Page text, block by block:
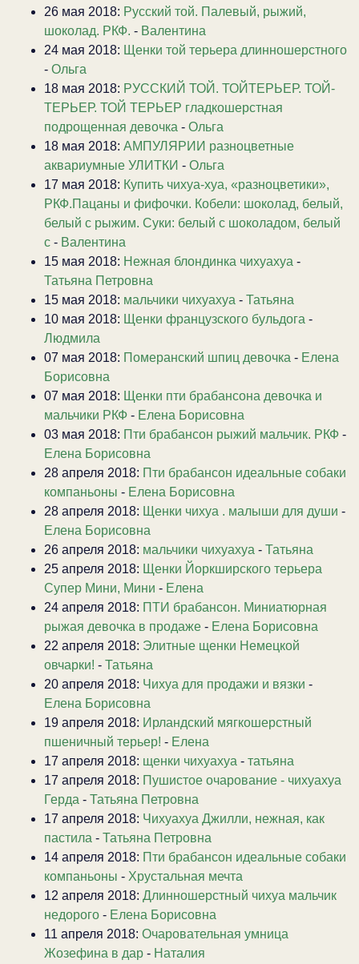
26 мая 2018: Русский той. Палевый, рыжий,
шоколад. РКФ. - Валентина
24 мая 2018: Щенки той терьера длинношерстного
- Ольга
18 мая 2018: РУССКИЙ ТОЙ. ТОЙТЕРЬЕР. ТОЙ-
ТЕРЬЕР. ТОЙ ТЕРЬЕР гладкошерстная
подрощенная девочка - Ольга
18 мая 2018: АМПУЛЯРИИ разноцветные
аквариумные УЛИТКИ - Ольга
17 мая 2018: Купить чихуа-хуа, «разноцветики»,
РКФ.Пацаны и фифочки. Кобели: шоколад, белый,
белый с рыжим. Суки: белый с шоколадом, белый
с - Валентина
15 мая 2018: Нежная блондинка чихуахуа -
Татьяна Петровна
15 мая 2018: мальчики чихуахуа - Татьяна
10 мая 2018: Щенки французского бульдога -
Людмила
07 мая 2018: Померанский шпиц девочка - Елена
Борисовна
07 мая 2018: Щенки пти брабансона девочка и
мальчики РКФ - Елена Борисовна
03 мая 2018: Пти брабансон рыжий мальчик. РКФ -
Елена Борисовна
28 апреля 2018: Пти брабансон идеальные собаки
компаньоны - Елена Борисовна
28 апреля 2018: Щенки чихуа . малыши для души -
Елена Борисовна
26 апреля 2018: мальчики чихуахуа - Татьяна
25 апреля 2018: Щенки Йоркширского терьера
Супер Мини, Мини - Елена
24 апреля 2018: ПТИ брабансон. Миниатюрная
рыжая девочка в продаже - Елена Борисовна
22 апреля 2018: Элитные щенки Немецкой
овчарки! - Татьяна
20 апреля 2018: Чихуа для продажи и вязки -
Елена Борисовна
19 апреля 2018: Ирландский мягкошерстный
пшеничный терьер! - Елена
17 апреля 2018: щенки чихуахуа - татьяна
17 апреля 2018: Пушистое очарование - чихуахуа
Герда - Татьяна Петровна
17 апреля 2018: Чихуахуа Джилли, нежная, как
пастила - Татьяна Петровна
14 апреля 2018: Пти брабансон идеальные собаки
компаньоны - Хрустальная мечта
12 апреля 2018: Длинношерстный чихуа мальчик
недорого - Елена Борисовна
11 апреля 2018: Очаровательная умница
Жозефина в дар - Наталия